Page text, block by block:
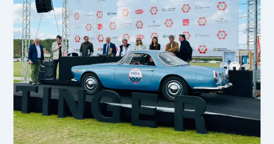
la
Lancia
à
Aumale